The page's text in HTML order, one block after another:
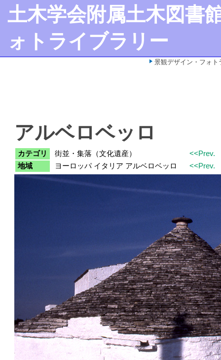
土木学会附属土木図書
ォトライブラリー
景観デザイン・フォ
アルベロベッロ
カテゴリ 街並・集落（文化遺産）
<<Prev.
地域
ヨーロッパ イタリア アルベロベッロ <<Prev.